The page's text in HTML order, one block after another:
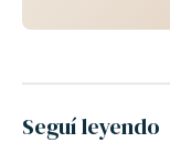
Seguí leyendo